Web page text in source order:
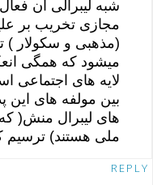
شبه لیبرالی آن
مجازی تخریب بر
(مذهبی و سکولار )
میشود که همگی
لایه های
بین مولفه های این
های لیبرال منش(
ملی هستند) ترسیم
REPLY